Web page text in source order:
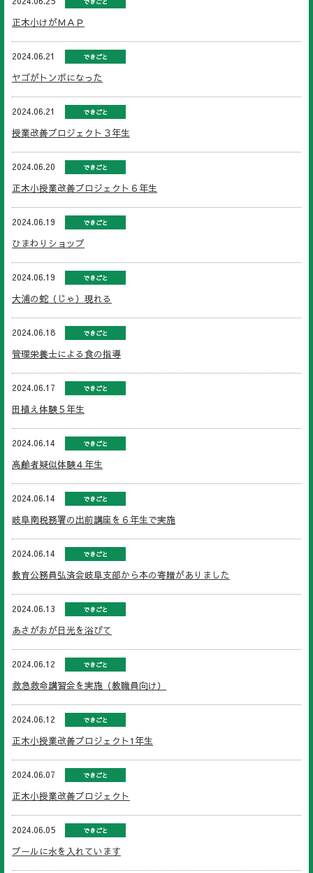
正木小けがＭＡＰ
2024.06.21 できごと
ヤゴがトンボになった
2024.06.21 できごと
授業改善プロジェクト３年生
2024.06.20 できごと
正木小授業改善プロジェクト６年生
2024.06.19 できごと
ひまわりショップ
2024.06.19 できごと
大浦の蛇（じゃ）現れる
2024.06.18 できごと
管理栄養士による食の指導
2024.06.17 できごと
田植え体験５年生
2024.06.14 できごと
高齢者疑似体験４年生
2024.06.14 できごと
岐阜南税務署の出前講座を６年生で実施
2024.06.14 できごと
教育公務員弘済会岐阜支部から本の寄贈がありました
2024.06.13 できごと
あさがおが日光を浴びて
2024.06.12 できごと
救急救命講習会を実施（教職員向け）
2024.06.12 できごと
正木小授業改善プロジェクト1年生
2024.06.07 できごと
正木小授業改善プロジェクト
2024.06.05 できごと
プールに水を入れています